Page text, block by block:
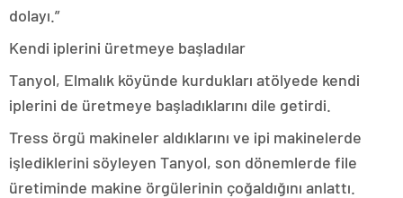
dolayı.”
Kendi iplerini üretmeye başladılar
Tanyol, Elmalık köyünde kurdukları atölyede kendi
iplerini de üretmeye başladıklarını dile getirdi.
Tress örgü makineler aldıklarını ve ipi makinelerde
işlediklerini söyleyen Tanyol, son dönemlerde file
üretiminde makine örgülerinin çoğaldığını anlattı.